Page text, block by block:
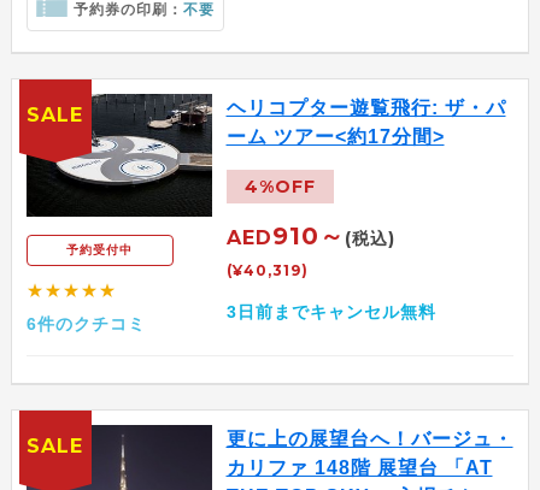
予約券の印刷： 不要
予約受付中
★★★★★
6件のクチコミ
ヘリコプター遊覧飛行: ザ・パ
ーム ツアー<約17分間>
4%OFF
AED910～ (税込)
(¥40,319)
3日前までキャンセル無料
SALE
更に上の展望台へ！バージュ・
カリファ 148階 展望台 「AT
SALE